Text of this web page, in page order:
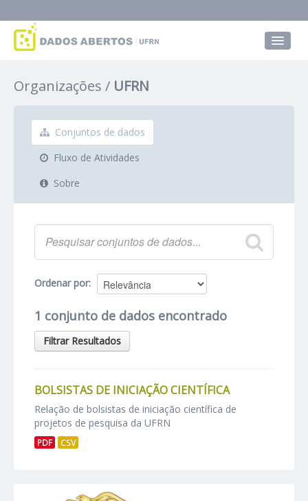
Grupos
Sobre
Organizações UFRN
Conjuntos de dados
Fluxo de Atividades
Sobre
Ordenar por
1 conjunto de dados encontrado
Filtrar Resultados
BOLSISTAS DE INICIAÇÃO CIENTÍFICA
Relação de bolsistas de iniciação científica de
projetos de pesquisa da UFRN
PDF CSV